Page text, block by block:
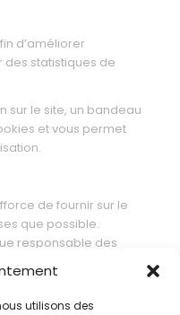
utilisons des
d’améliorer
des statistiques de
sur le site, un bandeau
et vous permet
de fournir sur le
que possible.
responsable des
carences dans la